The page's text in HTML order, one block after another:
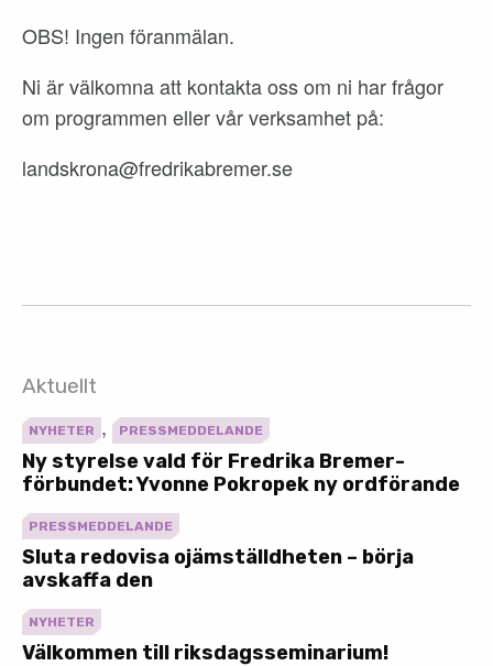
OBS! Ingen föranmälan.
Ni är välkomna att kontakta oss om ni har frågor
om programmen eller vår verksamhet på:
landskrona@fredrikabremer.se
Aktuellt
NYHETER , PRESSMEDDELANDE
Ny styrelse vald för Fredrika Bremer-
förbundet: Yvonne Pokropek ny ordförande
PRESSMEDDELANDE
Sluta redovisa ojämställdheten – börja
avskaffa den
NYHETER
Välkommen till riksdagsseminarium!